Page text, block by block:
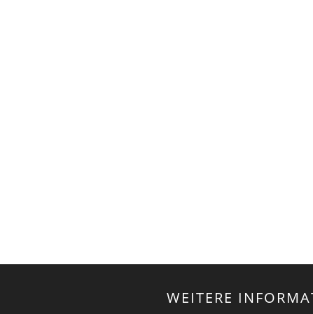
WEITERE